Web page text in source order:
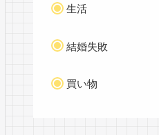
生活
結婚失敗
買い物